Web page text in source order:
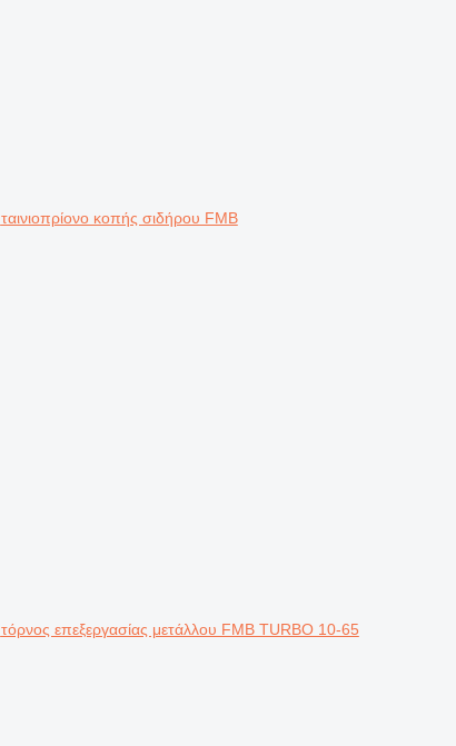
ταινιοπρίονο κοπής σιδήρου FMB
τόρνος επεξεργασίας μετάλλου FMB TURBO 10-65